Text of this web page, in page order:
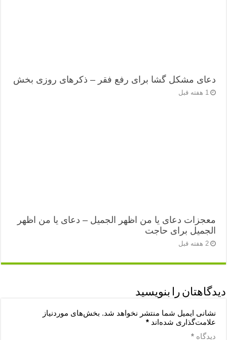
دعای مشکل گشا برای رفع فقر – ذکرهای روزی‌ بخش
1 هفته قبل
معجزات دعای یا من اظهر الجمیل – دعای یا من اظهر
الجمیل برای حاجت
2 هفته قبل
دیدگاهتان را بنویسید
نشانی ایمیل شما منتشر نخواهد شد. بخش‌های موردنیاز
علامت‌گذاری شده‌اند*
دیدگاه*